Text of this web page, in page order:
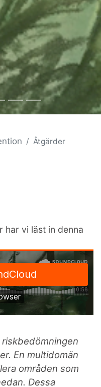
Åtgärder
har vi läst in denna
En multidomän
områden som
Dessa